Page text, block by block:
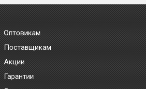
Оптовикам
Поставщикам
Акции
Гарантии